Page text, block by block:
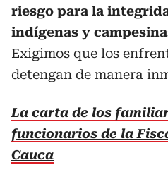
riesgo para la
indígenas y
Exigimos que los
detengan de manera
La carta de los
funcionarios de la
Cauca